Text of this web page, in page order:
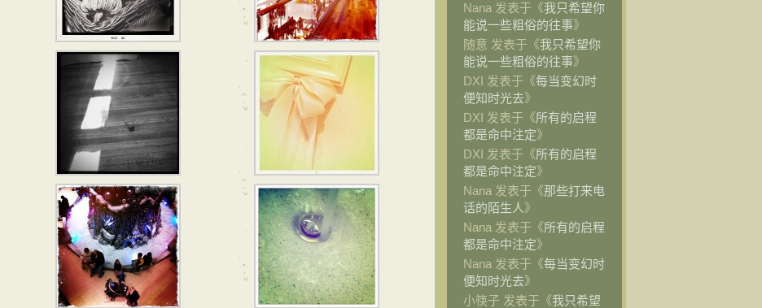
Nana 发表于《我只希望你
能说一些粗俗的往事》
随意 发表于《我只希望你
能说一些粗俗的往事》
DXI 发表于《每当变幻时
便知时光去》
DXI 发表于《所有的启程
都是命中注定》
DXI 发表于《所有的启程
都是命中注定》
Nana 发表于《那些打来电
话的陌生人》
Nana 发表于《所有的启程
都是命中注定》
Nana 发表于《每当变幻时
便知时光去》
小筷子 发表于《我只希望